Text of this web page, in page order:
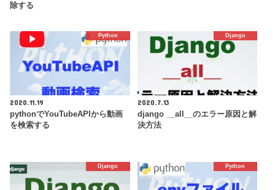
除する
Python
2020.11.19
pythonでYouTubeAPIから動画
を検索する
Django
2020.7.13
django __all__のエラー原因と解
決方法
Django Python